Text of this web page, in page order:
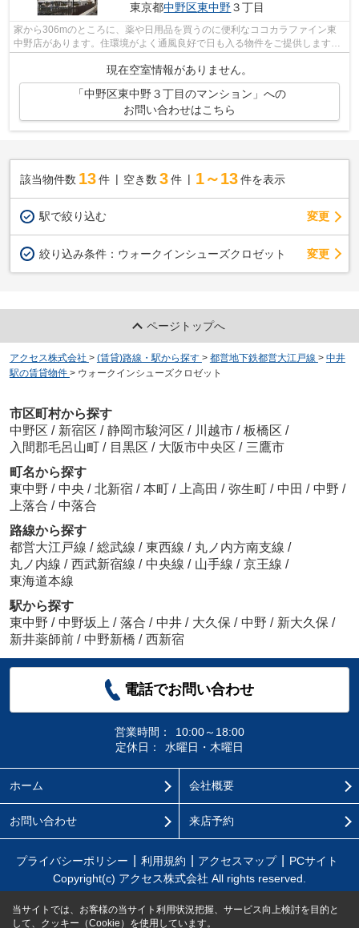
東京都中野区東中野３丁目
家から306mのところに、薬や日用品を買うのに便利なココカラファイン東
中野店があります。住環境がよく通風良好で日も入る物件をご提供します。
現在空室情報がありません。
「中野区東中野３丁目のマンション」への
お問い合わせはこちら
該当物件数 13件 空き数 3 件 1～13 件を表示
駅で絞り込む 変更
絞り込み条件： ウォークインシューズクロゼット 変更
ページトップへ
アクセス株式会社 > (賃貸)路線・駅から探す > 都営地下鉄都営大江戸線 > 中井
駅の賃貸物件 > ウォークインシューズクロゼット
市区町村から探す
中野区 / 新宿区 / 静岡市駿河区 / 川越市 / 板橋区 /
入間郡毛呂山町 / 目黒区 / 大阪市中央区 / 三鷹市
町名から探す
東中野 / 中央 / 北新宿 / 本町 / 上高田 / 弥生町 / 中田 / 中野 /
上落合 / 中落合
路線から探す
都営大江戸線 / 総武線 / 東西線 / 丸ノ内方南支線 /
丸ノ内線 / 西武新宿線 / 中央線 / 山手線 / 京王線 /
東海道本線
駅から探す
東中野 / 中野坂上 / 落合 / 中井 / 大久保 / 中野 / 新大久保 /
新井薬師前 / 中野新橋 / 西新宿
電話でお問い合わせ
営業時間：
10:00～18:00
定休日：
水曜日・木曜日
ホーム 会社概要
お問い合わせ 来店予約
プライバシーポリシー 利用規約 アクセスマップ
PCサイト
Copyright(c) アクセス株式会社 All rights reserved.
当サイトでは、お客様の当サイト利用状況把握、サービス向上検討を目的と
して、クッキー（Cookie）を使用しています。